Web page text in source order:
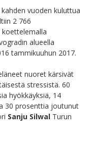
vuoden kuluttua
2 766
alueella
tammikuuhun 2017.
nuoret kärsivät
stressistä. 60
hyökkäyksiä, 14
30 prosenttia joutunut
Sanju Silwal Turun